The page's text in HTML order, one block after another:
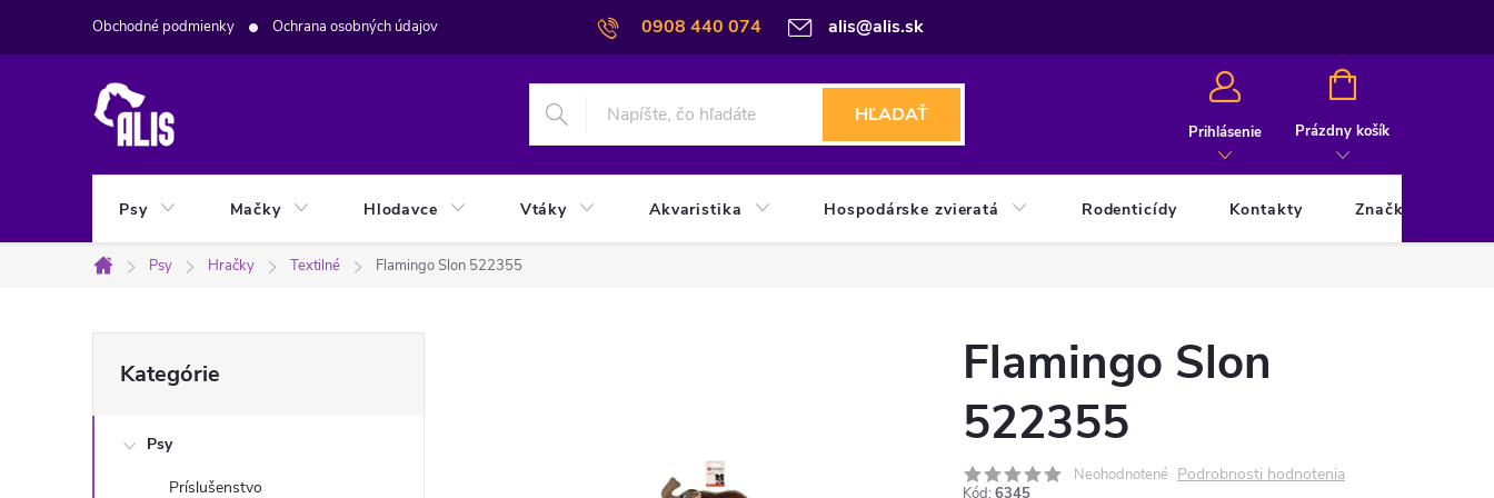
0908 440 074 alis@alis.sk
Obchodné podmienky Ochrana osobných údajov
HĽADAŤ
Prihlásenie
NÁKUPNÝ
Prázdny košík
Psy Mačky Hlodavce Vtáky Akvaristika Hospodárske zvieratá Rodenticídy Kontakty Značky
Domov
Psy Hračky Textilné Flamingo Slon 522355
o
kategórie
Kategórie
Psy
Príslušenstvo
Flamingo Slon
522355
Neohodnotené Podrobnosti hodnotenia
Kód: 6345